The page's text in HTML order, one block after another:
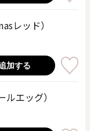
レッド）
加する
エッグ）